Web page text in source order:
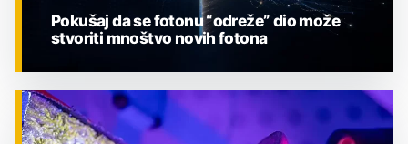
ZNANOST
Pokušaj da se fotonu “odreže” dio može
stvoriti mnoštvo novih fotona